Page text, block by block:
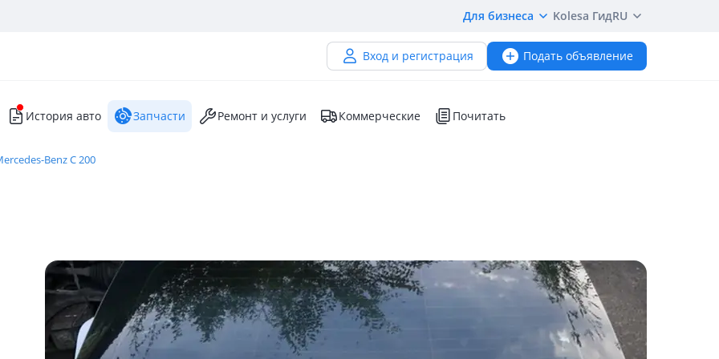
Для бизнеса Kolesa ГидRU
Вход и регистрация Подать объявление
История авто Запчасти Ремонт и услуги Коммерческие Почитать
Benz C 200